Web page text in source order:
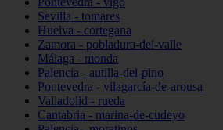
Sevilla - tomares
Huelva - cortegana
Zamora - pobladura-del-valle
Málaga - monda
Palencia - autilla-del-pino
Pontevedra - vilagarcía-de-arousa
Valladolid - rueda
Cantabria - marina-de-cudeyo